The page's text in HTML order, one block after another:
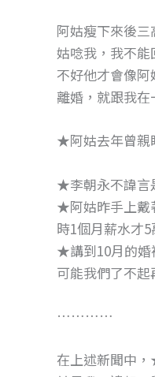
阿姑瘦下來後
姑唸我，我不
不好他才會像
離婚，就跟我在
★阿姑去年曾親
★李朝永不諱言
★阿姑昨手上戴
時1個月薪水才
★講到10月的婚
可能我們了不起
…………
在上述新聞中